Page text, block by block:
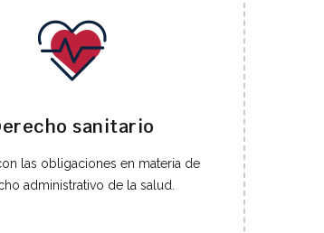
sanitario
las obligaciones en materia de
administrativo de la salud.